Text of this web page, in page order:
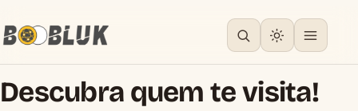
Descubra quem te visita!